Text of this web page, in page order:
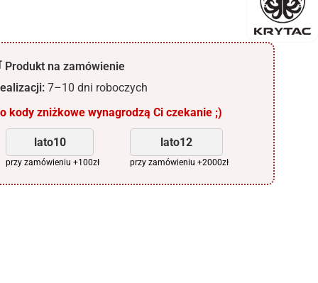
Produkt na zamówienie
7–10 dni roboczych
kody zniżkowe wynagrodzą Ci czekanie ;)
lato10
przy zamówieniu +100zł
lato12
przy zamówieniu +2000zł